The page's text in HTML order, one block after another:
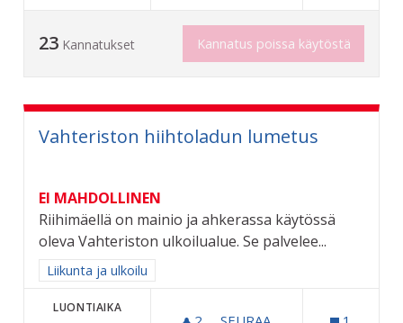
23 Kannatukset Kannatus poissa käytöstä
Vahteriston hiihtoladun lumetus
EI MAHDOLLINEN
Riihimäellä on mainio ja ahkerassa käytössä
oleva Vahteriston ulkoilualue. Se palvelee...
Rajaa tulokset aihepiirin mukaan: Liikunta ja ulkoilu
Liikunta ja ulkoilu
LUONTIAIKA